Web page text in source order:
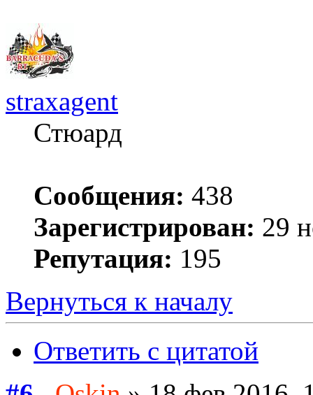
straxagent
Стюард
Сообщения: 438
Зарегистрирован: 29
Репутация: 195
Вернуться к началу
Ответить с цитатой